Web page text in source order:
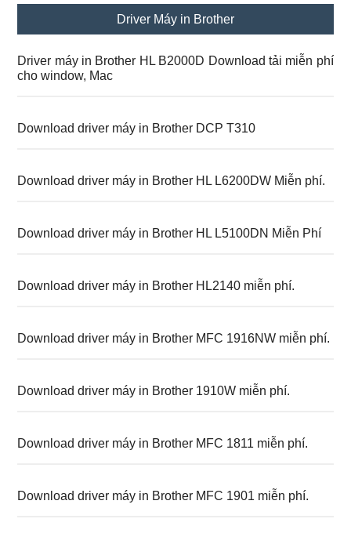
Driver Máy in Brother
Driver máy in Brother HL B2000D Download tải miễn phí
cho window, Mac
Download driver máy in Brother DCP T310
Download driver máy in Brother HL L6200DW Miễn phí.
Download driver máy in Brother HL L5100DN Miễn Phí
Download driver máy in Brother HL2140 miễn phí.
Download driver máy in Brother MFC 1916NW miễn phí.
Download driver máy in Brother 1910W miễn phí.
Download driver máy in Brother MFC 1811 miễn phí.
Download driver máy in Brother MFC 1901 miễn phí.